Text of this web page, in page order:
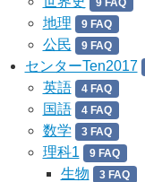
9 FAQ
地理 9 FAQ
公民 9 FAQ
センターTen2017
英語 4 FAQ
国語 4 FAQ
数学 3 FAQ
理科1 9 FAQ
生物 3 FAQ